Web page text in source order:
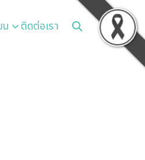
น ติดต่อเรา